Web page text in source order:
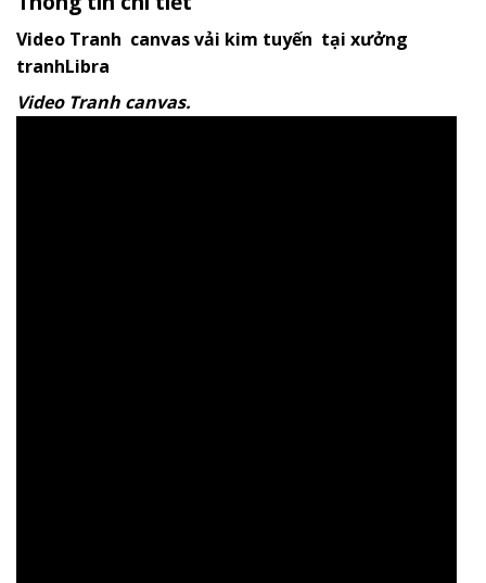
Video Tranh canvas vải kim tuyến tại xưởng
tranhLibra
Video Tranh canvas.